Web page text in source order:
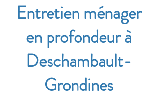
Entretien ménager
en profondeur à
Deschambault-
Grondines